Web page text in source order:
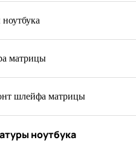
матрицы
шлейфа матрицы
ноутбука